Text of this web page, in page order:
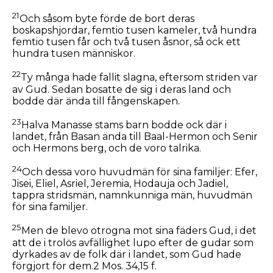
21Och såsom byte förde de bort deras
boskapshjordar, femtio tusen kameler, två hundra
femtio tusen får och två tusen åsnor, så ock ett
hundra tusen människor.
22Ty många hade fallit slagna, eftersom striden var
av Gud. Sedan bosatte de sig i deras land och
bodde där ända till fångenskapen.
23Halva Manasse stams barn bodde ock där i
landet, från Basan ända till Baal-Hermon och Senir
och Hermons berg, och de voro talrika.
24Och dessa voro huvudmän för sina familjer: Efer,
Jisei, Eliel, Asriel, Jeremia, Hodauja och Jadiel,
tappra stridsmän, namnkunniga män, huvudmän
för sina familjer.
25 Men de blevo otrogna mot sina fäders Gud, i det
att de i trolös avfällighet lupo efter de gudar som
dyrkades av de folk där i landet, som Gud hade
förgjort för dem.2 Mos. 34,15 f.